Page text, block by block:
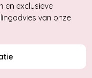
en exclusieve
van onze